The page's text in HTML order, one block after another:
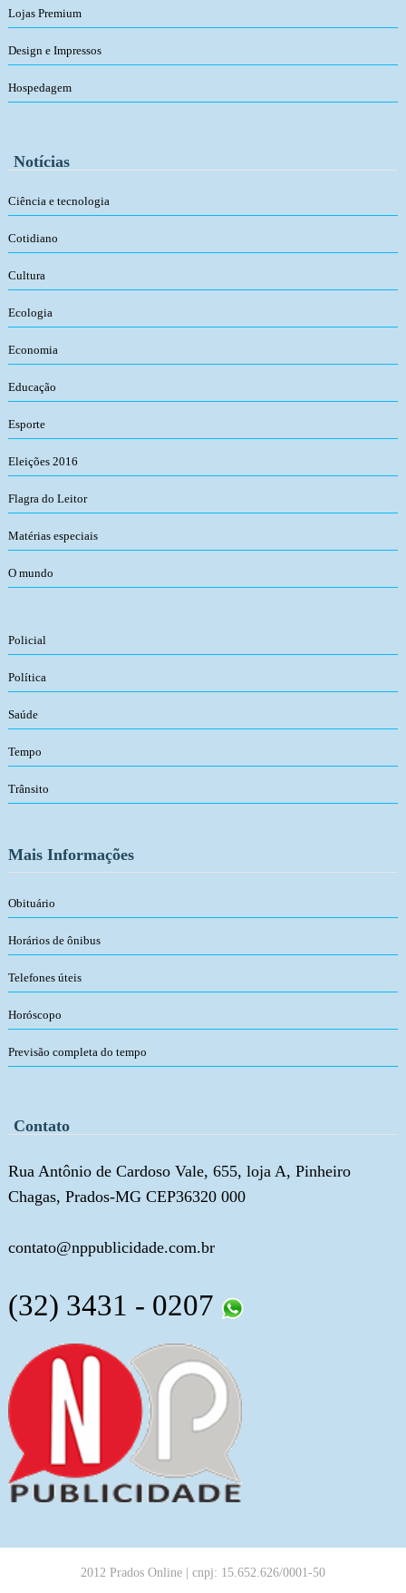
Lojas Premium
Design e Impressos
Hospedagem
Notícias
Ciência e tecnologia
Cotidiano
Cultura
Ecologia
Economia
Educação
Esporte
Eleições 2016
Flagra do Leitor
Matérias especiais
O mundo
Policial
Política
Saúde
Tempo
Trânsito
Mais Informações
Obituário
Horários de ônibus
Telefones úteis
Horóscopo
Previsão completa do tempo
Contato
Rua Antônio de Cardoso Vale, 655, loja A, Pinheiro
Chagas, Prados-MG CEP36320 000
contato@nppublicidade.com.br
(32) 3431 - 0207
2012 Prados Online | cnpj: 15.652.626/0001-50